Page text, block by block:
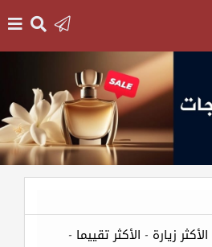
الأكثر زيارة - الأكثر تقييما -